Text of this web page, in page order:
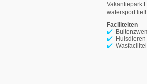
Vakantiepark
watersport
Faciliteiten